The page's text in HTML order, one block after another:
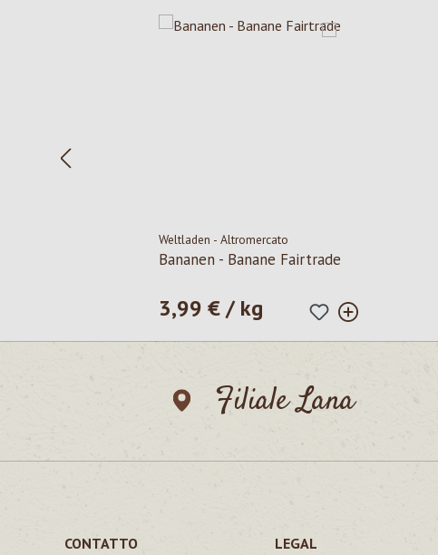
Weltladen - Altromercato
Bananen - Banane Fairtrade
Prezzo normale:
3,99 € / kg
Filiale Lana
CONTATTO LEGAL